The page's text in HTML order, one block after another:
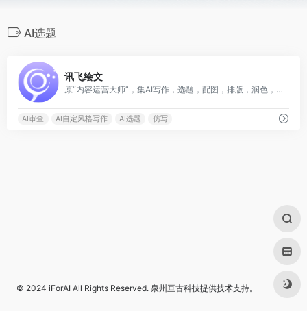
AI选题
讯飞绘文
原“内容运营大师”，集AI写作，选题，配图，排版，润色，发布等功能为一体的智能创作平台。
AI审查 AI自定风格写作 AI选题 仿写
© 2024 iForAI All Rights Reserved. 泉州亘古科技提供技术支持。